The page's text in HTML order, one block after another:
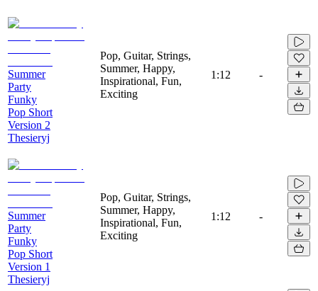
Summer
Party
Funky
Pop Short
Version 2
Thesieryj
Pop, Guitar, Strings,
Summer, Happy,
Inspirational, Fun,
Exciting
1:12 -
Summer
Party
Funky
Pop Short
Version 1
Thesieryj
Pop, Guitar, Strings,
Summer, Happy,
Inspirational, Fun,
Exciting
1:12 -